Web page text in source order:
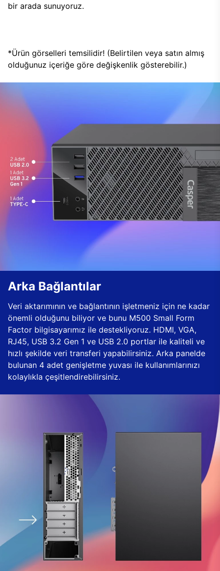
bir arada sunuyoruz.
*Ürün görselleri temsilidir! (Belirtilen veya satın almış
olduğunuz içeriğe göre değişkenlik gösterebilir.)
Arka Bağlantılar
Veri aktarımının ve bağlantının işletmeniz için ne kadar
önemli olduğunu biliyor ve bunu M500 Small Form
Factor bilgisayarımız ile destekliyoruz. HDMI, VGA,
RJ45, USB 3.2 Gen 1 ve USB 2.0 portlar ile kaliteli ve
hızlı şekilde veri transferi yapabilirsiniz. Arka panelde
bulunan 4 adet genişletme yuvası ile kullanımlarınızı
kolaylıkla çeşitlendirebilirsiniz.